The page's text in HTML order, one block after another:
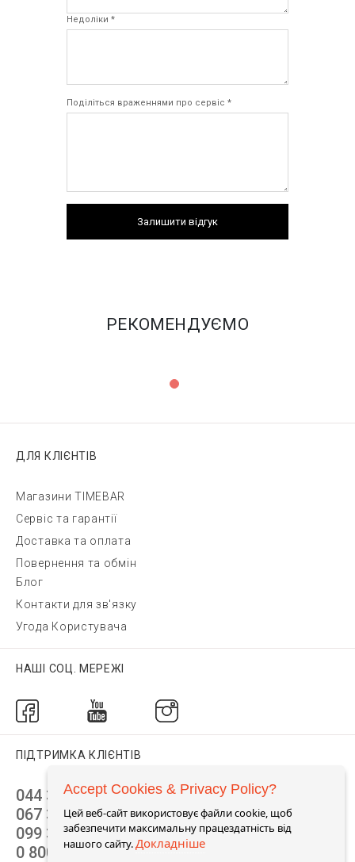
Недоліки *
Поділіться враженнями про сервіс *
Залишити відгук
РЕКОМЕНДУЄМО
ДЛЯ КЛІЄНТІВ
Магазини TIMEBAR
Сервіс та гарантії
Доставка та оплата
Повернення та обмін
Блог
Контакти для зв'язку
Угода Користувача
НАШІ СОЦ. МЕРЕЖІ
ПІДТРИМКА КЛІЄНТІВ
044 392 44 45
067 344 14 44 (viber)
099 399 23 80
0 800 305 805
Accept Cookies & Privacy Policy?
Цей веб-сайт використовує файли cookie, щоб
забезпечити максимальну працездатність від
нашого сайту.Докладніше